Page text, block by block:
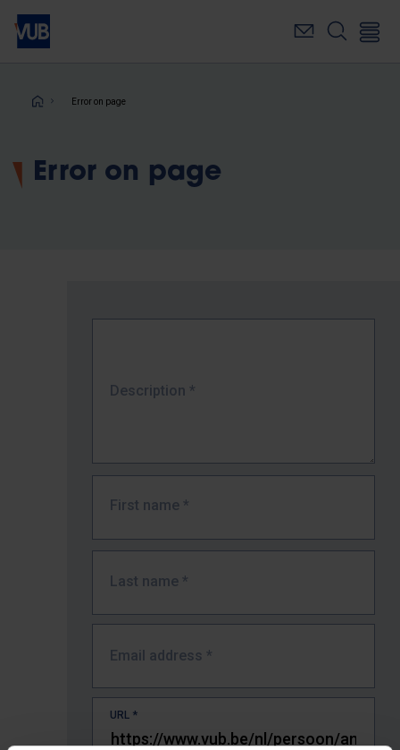
Skip
main
Breadcrumb
Error on page
Error on page
Description *
First name *
Last name *
Email address *
URL *